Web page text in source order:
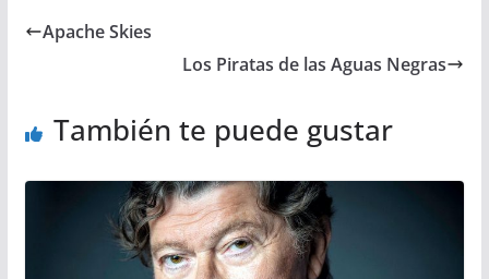
Apache Skies
Los Piratas de las Aguas Negras
También te puede gustar